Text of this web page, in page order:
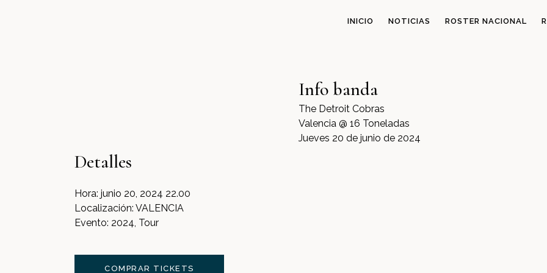
INICIO NOTICIAS ROSTER NACIONAL
Detalles
Hora: junio 20, 2024 22.00
Localización: VALENCIA
Evento: 2024, Tour
COMPRAR TICKETS
Info banda
The Detroit Cobras
Valencia @ 16 Toneladas
Jueves 20 de junio de 2024